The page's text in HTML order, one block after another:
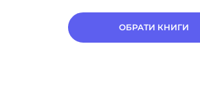
ОБРАТИ КНИГИ